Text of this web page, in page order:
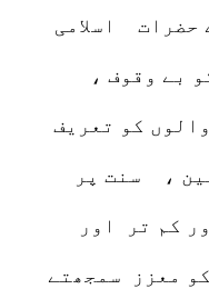
حضرات اسلامی
بے وقوف ،
کو تعریف
، سنت پر
کم تر اور
معزز سمجھتے